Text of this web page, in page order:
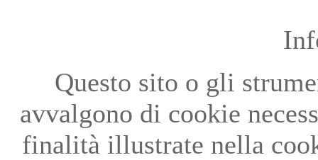
Questo sito o gli
avvalgono di cookie
finalità illustrate nella